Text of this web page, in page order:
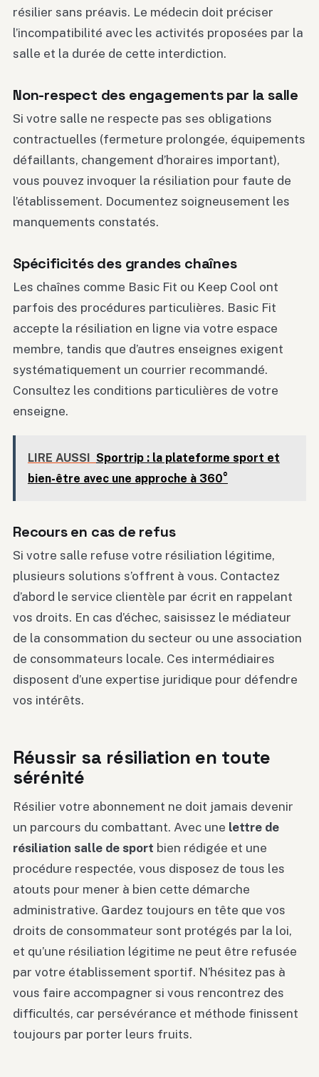
résilier sans préavis. Le médecin doit préciser
l’incompatibilité avec les activités proposées par la
salle et la durée de cette interdiction.
Non-respect des engagements par la salle
Si votre salle ne respecte pas ses obligations
contractuelles (fermeture prolongée, équipements
défaillants, changement d’horaires important),
vous pouvez invoquer la résiliation pour faute de
l’établissement. Documentez soigneusement les
manquements constatés.
Spécificités des grandes chaînes
Les chaînes comme Basic Fit ou Keep Cool ont
parfois des procédures particulières. Basic Fit
accepte la résiliation en ligne via votre espace
membre, tandis que d’autres enseignes exigent
systématiquement un courrier recommandé.
Consultez les conditions particulières de votre
enseigne.
LIRE AUSSI Sportrip : la plateforme sport et
bien-être avec une approche à 360°
Recours en cas de refus
Si votre salle refuse votre résiliation légitime,
plusieurs solutions s’offrent à vous. Contactez
d’abord le service clientèle par écrit en rappelant
vos droits. En cas d’échec, saisissez le médiateur
de la consommation du secteur ou une association
de consommateurs locale. Ces intermédiaires
disposent d’une expertise juridique pour défendre
vos intérêts.
Réussir sa résiliation en toute
sérénité
Résilier votre abonnement ne doit jamais devenir
un parcours du combattant. Avec une lettre de
résiliation salle de sport bien rédigée et une
procédure respectée, vous disposez de tous les
atouts pour mener à bien cette démarche
administrative. Gardez toujours en tête que vos
droits de consommateur sont protégés par la loi,
et qu’une résiliation légitime ne peut être refusée
par votre établissement sportif. N’hésitez pas à
vous faire accompagner si vous rencontrez des
difficultés, car persévérance et méthode finissent
toujours par porter leurs fruits.